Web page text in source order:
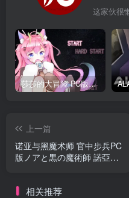
这家伙很
莎莎的大冒险 PC版下载 テレサちゃんミニゲーム! 莎莎あどべんちゃー
上一篇
诺亚与黑魔术师 官中步兵PC
版ノアと黒の魔術師 諾亞與
相关推荐